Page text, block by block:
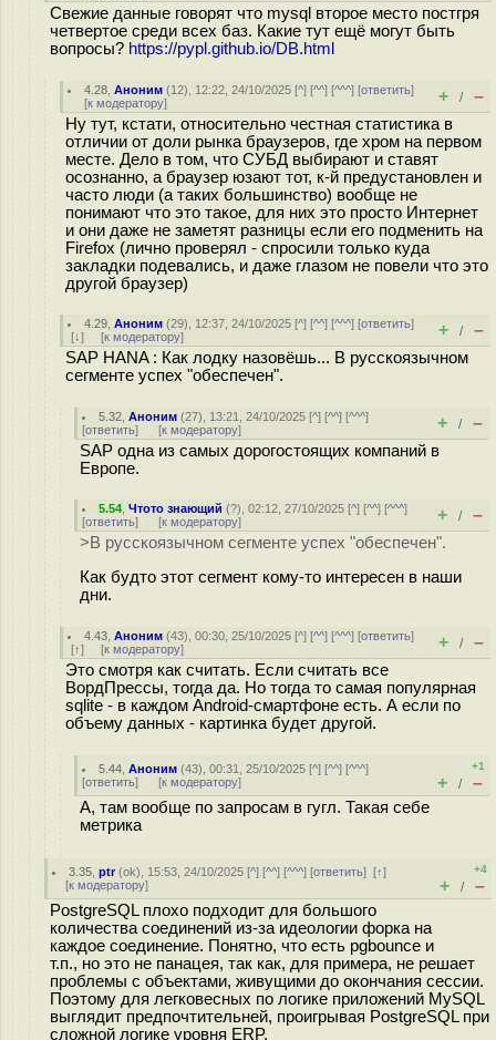
Свежие данные говорят что mysql второе место постгря
четвертое среди всех баз. Какие тут ещё могут быть
вопросы? https://pypl.github.io/DB.html
4.28 ,Аноним (12), 12:22, 24/10/2025 [^] [^^] [^^^] [ответить]
[к модератору] + / –
Ну тут, кстати, относительно честная статистика в
отличии от доли рынка браузеров, где хром на первом
месте. Дело в том, что СУБД выбирают и ставят
осознанно, а браузер юзают тот, к-й предустановлен и
часто люди (а таких большинство) вообще не
понимают что это такое, для них это просто Интернет
и они даже не заметят разницы если его подменить на
Firefox (лично проверял - спросили только куда
закладки подевались, и даже глазом не повели что это
другой браузер)
4.29 ,Аноним (29), 12:37, 24/10/2025 [^] [^^] [^^^] [ответить]
[↓] [к модератору] + / –
SAP HANA : Как лодку назовёшь... В русскоязычном
сегменте успех "обеспечен".
5.32 ,Аноним (27), 13:21, 24/10/2025 [^] [^^] [^^^]
[ответить] [к модератору] + / –
SAP одна из самых дорогостоящих компаний в
Европе.
5.54 ,Чтото знающий (?), 02:12, 27/10/2025 [^] [^^] [^^^]
[ответить] [к модератору] + / –
>В русскоязычном сегменте успех "обеспечен".
Как будто этот сегмент кому-то интересен в наши
дни.
4.43 ,Аноним (43), 00:30, 25/10/2025 [^] [^^] [^^^] [ответить]
[↑] [к модератору] + / –
Это смотря как считать. Если считать все
ВордПрессы, тогда да. Но тогда то самая популярная
sqlite - в каждом Android-смартфоне есть. А если по
объему данных - картинка будет другой.
5.44 ,Аноним (43), 00:31, 25/10/2025 [^] [^^] [^^^]
[ответить] [к модератору]
+1
+ / –
А, там вообще по запросам в гугл. Такая себе
метрика
3.35 ,ptr(ok), 15:53, 24/10/2025 [^] [^^] [^^^] [ответить][↑]
[к модератору]
+4
+ / –
PostgreSQL плохо подходит для большого
количества соединений из-за идеологии форка на
каждое соединение. Понятно, что есть pgbounce и
т.п., но это не панацея, так как, для примера, не решает
проблемы с объектами, живущими до окончания сессии.
Поэтому для легковесных по логике приложений MySQL
выглядит предпочтительней, проигрывая PostgreSQL при
сложной логике уровня ERP.